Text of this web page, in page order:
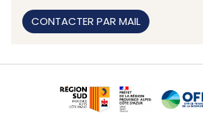
CONTACTER PAR MAIL